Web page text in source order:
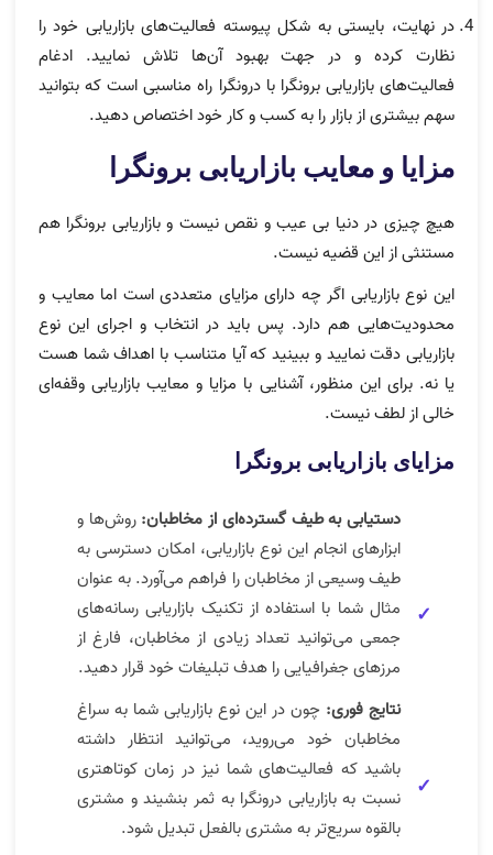
در نهایت، بایستی به شکل پیوسته فعالیت‌های بازاریابی خود را
نظارت کرده و در جهت بهبود آن‌ها تلاش نمایید. ادغام
فعالیت‌های بازاریابی برونگرا با درونگرا راه مناسبی است که بتوانید
سهم بیشتری از بازار را به کسب و کار خود اختصاص دهید.
مزایا و معایب بازاریابی برونگرا
هیچ چیزی در دنیا بی عیب و نقص نیست و بازاریابی برونگرا هم
مستنثی از این قضیه نیست.
این نوع بازاریابی اگر چه دارای مزایای متعددی است اما معایب و
محدودیت‌هایی هم دارد. پس باید در انتخاب و اجرای این نوع
بازاریابی دقت نمایید و ببینید که آیا متناسب با اهداف شما هست
یا نه. برای این منظور، آشنایی با مزایا و معایب بازاریابی وقفه‌ای
خالی از لطف نیست.
مزایای بازاریابی برونگرا
دستیابی به طیف گسترده‌ای از مخاطبان:روش‌ها و
ابزارهای انجام این نوع بازاریابی، امکان دسترسی به
طیف وسیعی از مخاطبان را فراهم می‌آورد. به عنوان
مثال شما با استفاده از تکنیک بازاریابی رسانه‌های
جمعی می‌توانید تعداد زیادی از مخاطبان، فارغ از
مرزهای جغرافیایی را هدف تبلیغات خود قرار دهید.
نتایج فوری: چون در این نوع بازاریابی شما به سراغ
مخاطبان خود می‌روید، می‌توانید انتظار داشته
باشید که فعالیت‌های شما نیز در زمان کوتاهتری
نسبت به بازاریابی درونگرا به ثمر بنشیند و مشتری
بالقوه سریع‌تر به مشتری بالفعل تبدیل شود.